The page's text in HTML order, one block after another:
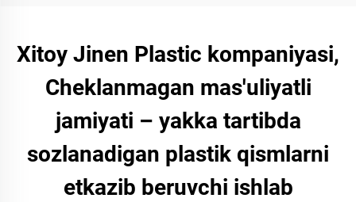
Xitoy Jinen Plastic kompaniyasi,
Cheklanmagan mas'uliyatli
jamiyati – yakka tartibda
sozlanadigan plastik qismlarni
etkazib beruvchi ishlab